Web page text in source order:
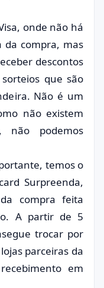
onde não há
da compra, mas
descontos
que são
Não é um
não existem
não podemos
temos o
Surpreenda,
compra feita
A partir de 5
trocar por
parceiras da
em